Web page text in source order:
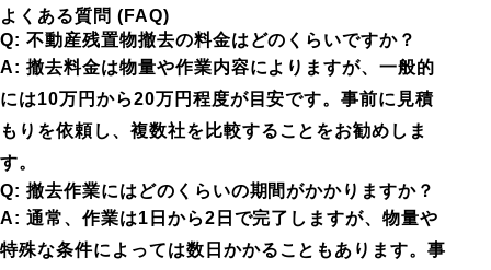
よくある質問 (FAQ)
Q: 不動産残置物撤去の料金はどのくらいですか？
A: 撤去料金は物量や作業内容によりますが、一般的
には10万円から20万円程度が目安です。事前に見積
もりを依頼し、複数社を比較することをお勧めしま
す。
Q: 撤去作業にはどのくらいの期間がかかりますか？
A: 通常、作業は1日から2日で完了しますが、物量や
特殊な条件によっては数日かかることもあります。事